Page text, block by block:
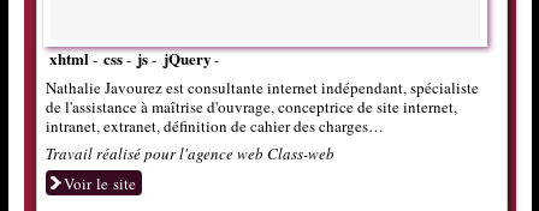
xhtml-css-js-jQuery-
Nathalie Javourez est consultante internet indépendant, spécialiste
de l'assistance à maîtrise d'ouvrage, conceptrice de site internet,
intranet, extranet, définition de cahier des charges…
Travail réalisé pour l'agence web Class-web
Voir le site